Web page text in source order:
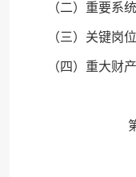
（二）重要系
（三）关键岗
（四）重大财